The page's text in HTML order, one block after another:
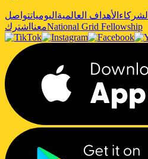
الشركاء الأهداف العالمية اليومياتتواصل
معنا اشترك National Grid Fellowship